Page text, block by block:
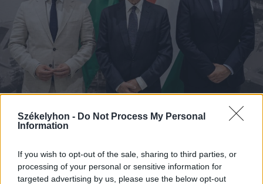
Székelyhon - Do Not Process My Personal
Information
If you wish to opt-out of the sale, sharing to third parties, or
processing of your personal or sensitive information for
targeted advertising by us, please use the below opt-out
Megvan, kit jelöl köztársasági
elnöknek a Tisza Párt